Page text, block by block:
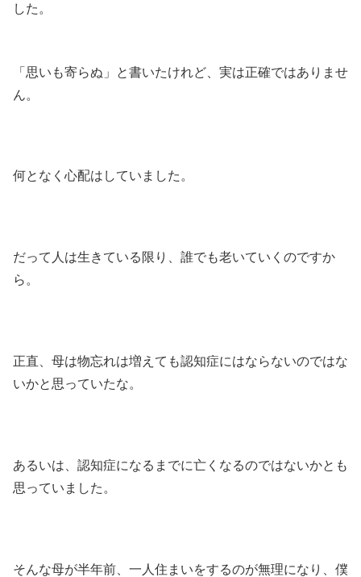
した。
「思いも寄らぬ」と書いたけれど、実は正確ではありませ
ん。
何となく心配はしていました。
だって人は生きている限り、誰でも老いていくのですか
ら。
正直、母は物忘れは増えても認知症にはならないのではな
いかと思っていたな。
あるいは、認知症になるまでに亡くなるのではないかとも
思っていました。
そんな母が半年前、一人住まいをするのが無理になり、僕